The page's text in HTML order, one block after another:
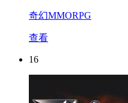
奇幻MMORPG
查看
16